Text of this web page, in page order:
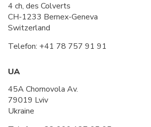
4 ch, des Colverts
CH-1233 Bernex-Geneva
Switzerland
Telefon: +41 78 757 91 91
UA
45A Chornovola Av.
79019 Lviv
Ukraine